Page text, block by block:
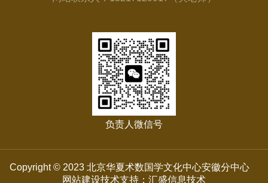
负责人微信号
Copyright © 2023 北京华夏术数国学文化中心安徽分中心
网站建设技术支持：汇盛信息技术